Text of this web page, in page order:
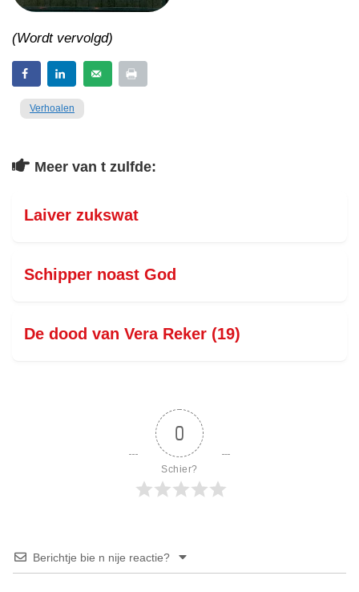
(Wordt vervolgd)
Verhoalen
Meer van t zulfde:
Laiver zukswat
Schipper noast God
De dood van Vera Reker (19)
0
Schier?
Berichtje bie n nije reactie?